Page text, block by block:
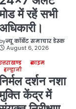
में रहें सभी
न्यू कॉर्बेट समाचार डेस्क
August 6, 2026
क्राइम
हल्द्वानी
दर्शन नशा
केंद्र में